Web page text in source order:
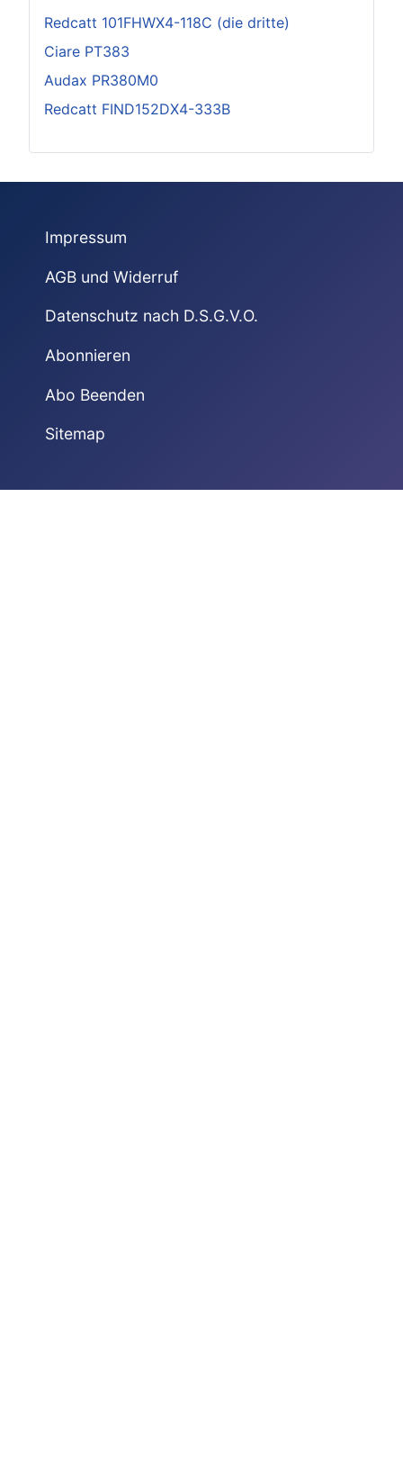
Redcatt 101FHWX4-118C (die dritte)
Ciare PT383
Audax PR380M0
Redcatt FIND152DX4-333B
Impressum
AGB und Widerruf
Datenschutz nach D.S.G.V.O.
Abonnieren
Abo Beenden
Sitemap